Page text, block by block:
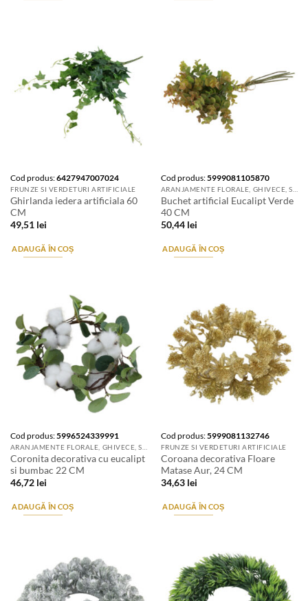
Cod produs:6427947007024
FRUNZE SI VERDETURI ARTIFICIALE
Ghirlanda iedera artificiala 60
CM
49,51 lei
ADAUGĂ ÎN COȘ
Cod produs:5999081105870
Buchet artificial Eucalipt Verde
40 CM
50,44 lei
ADAUGĂ ÎN COȘ
Cod produs:5996524339991
Coronita decorativa cu eucalipt
si bumbac 22 CM
46,72 lei
ADAUGĂ ÎN COȘ
Cod produs:5999081132746
FRUNZE SI VERDETURI ARTIFICIALE
Coroana decorativa Floare
Matase Aur, 24 CM
34,63 lei
ADAUGĂ ÎN COȘ